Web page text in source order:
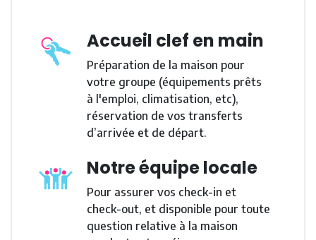
Accueil clef en main
Préparation de la maison pour
votre groupe (équipements prêts
à l'emploi, climatisation, etc),
réservation de vos transferts
d’arrivée et de départ.
Notre équipe locale
Pour assurer vos check-in et
check-out, et disponible pour toute
question relative à la maison